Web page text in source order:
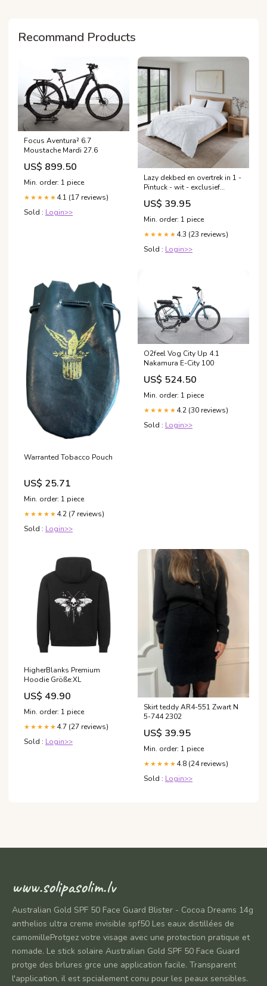
Recommand Products
Focus Aventura² 6.7
Moustache Mardi 27.6
US$ 899.50
Min. order: 1 piece
★★★★★ 4.1 (17 reviews)
Sold : Login>>
Lazy dekbed en overtrek in 1 -
Pintuck - wit - exclusief
kussensloop Kinder
beddengoed
US$ 39.95
Min. order: 1 piece
★★★★★ 4.3 (23 reviews)
Sold : Login>>
Warranted Tobacco Pouch
US$ 25.71
Min. order: 1 piece
★★★★★ 4.2 (7 reviews)
Sold : Login>>
O2feel Vog City Up 4.1
Nakamura E-City 100
US$ 524.50
Min. order: 1 piece
★★★★★ 4.2 (30 reviews)
Sold : Login>>
HigherBlanks Premium
Hoodie Größe:XL
US$ 49.90
Min. order: 1 piece
★★★★★ 4.7 (27 reviews)
Sold : Login>>
Skirt teddy AR4-551 Zwart N
5-744 2302
US$ 39.95
Min. order: 1 piece
★★★★★ 4.8 (24 reviews)
Sold : Login>>
www.solipasolim.lv
Australian Gold SPF 50 Face Guard Blister - Cocoa Dreams 14g
anthelios ultra creme invisible spf50 Les eaux distillées de
camomilleProtgez votre visage avec une protection pratique et
nomade. Le stick solaire Australian Gold SPF 50 Face Guard
protge des brlures grce une application facile. Transparent
l'application, il est spcialement conu pour les peaux sensibles.